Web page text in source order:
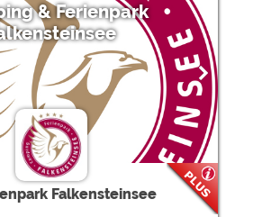
& Ferienpark
Falkensteinsee